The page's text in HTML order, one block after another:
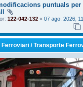
puntuals per
122-042-132 « 07 ago. 2026,
Ferroviari / Transporte